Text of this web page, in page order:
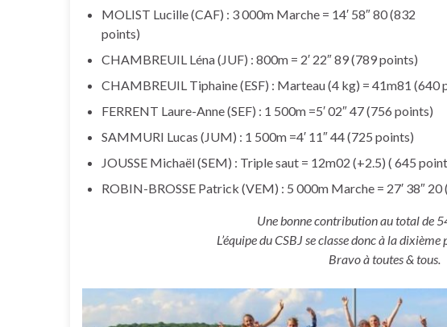
MOLIST Lucille (CAF) : 3 000m Marche = 14′ 58″ 80 (832
points)
CHAMBREUIL Léna (JUF) : 800m = 2′ 22″ 89 (789 points)
CHAMBREUIL Tiphaine (ESF) : Marteau (4 kg) = 41m81 (640
FERRENT Laure-Anne (SEF) : 1 500m =5′ 02″ 47 (756 points)
SAMMURI Lucas (JUM) : 1 500m =4′ 11″ 44 (725 points)
JOUSSE Michaël (SEM) : Triple saut = 12m02 (+2.5) ( 645
ROBIN-BROSSE Patrick (VEM) : 5 000m Marche = 27′ 38″
Une bonne contribution au total de
L’équipe du CSBJ se classe donc à la
Bravo à toutes & tous.